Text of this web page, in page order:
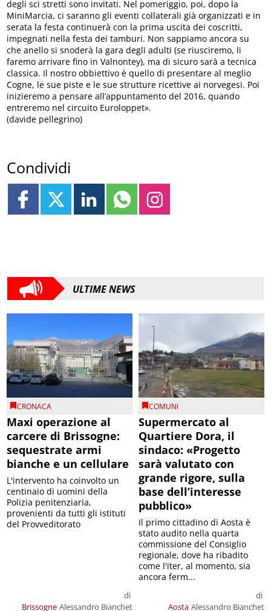
degli sci stretti sono invitati. Nel pomeriggio, poi, dopo la
MiniMarcia, ci saranno gli eventi collaterali già organizzati e in
serata la festa continuerà con la prima uscita dei coscritti,
impegnati nella festa dei tamburi. Non sappiamo ancora su
che anello si snoderà la gara degli adulti (se riusciremo, li
faremo arrivare fino in Valnontey), ma di sicuro sarà a tecnica
classica. Il nostro obbiettivo è quello di presentare al meglio
Cogne, le sue piste e le sue strutture ricettive ai norvegesi. Poi
inizieremo a pensare all’appuntamento del 2016, quando
entreremo nel circuito Euroloppet».
(davide pellegrino)
Condividi
ULTIME NEWS
CRONACA
Maxi operazione al
carcere di Brissogne:
sequestrate armi
bianche e un cellulare
Brissogne
di
Alessandro Bianchet
L'intervento ha coinvolto un
centinaio di uomini della
Polizia penitenziaria,
provenienti da tutti gli istituti
del Provveditorato
COMUNI
Supermercato al
Quartiere Dora, il
sindaco: «Progetto
sarà valutato con
grande rigore, sulla
base dell’interesse
pubblico»
Aosta
di
Alessandro Bianchet
Il primo cittadino di Aosta è
stato audito nella quarta
commissione del Consiglio
regionale, dove ha ribadito
come l'iter, al momento, sia
ancora ferm...